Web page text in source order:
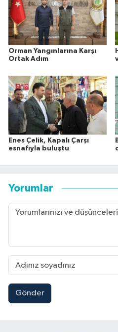
Orman Yangınlarına Karşı
Ortak Adım
Enes Çelik, Kapalı Çarşı
esnafıyla buluştu
Yorumlar
Gönder